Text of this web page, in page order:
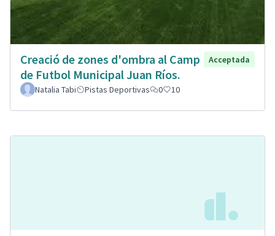
Creació de zones d'ombra al Camp
de Futbol Municipal Juan Ríos.
Acceptada
Natalia Tabi Pistas Deportivas 0 10